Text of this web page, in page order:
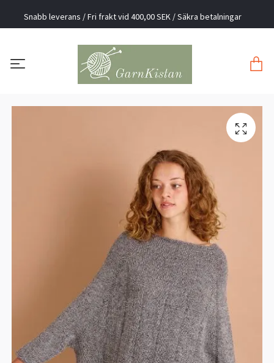
Snabb leverans / Fri frakt vid 400,00 SEK / Säkra betalningar